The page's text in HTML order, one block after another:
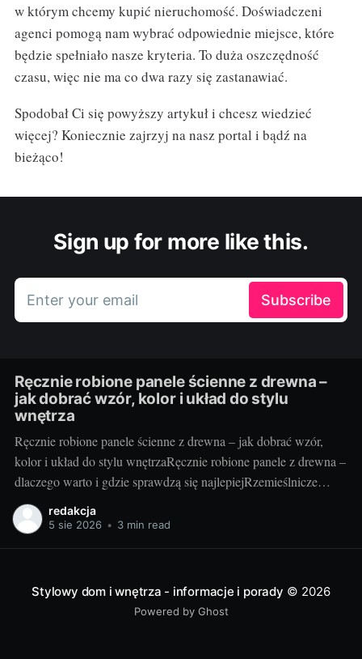
w którym chcemy kupić nieruchomość. Doświadczeni
agenci pomogą nam wybrać odpowiednie miejsce, które
będzie spełniało nasze kryteria. To duża oszczędność
czasu, więc nie ma co dwa razy się zastanawiać.
Spodobał Ci się powyższy artykuł i chcesz wiedzieć
więcej? Koniecznie zajrzyj na nasz portal i bądź na
bieżąco!
Sign up for more like this.
Enter your email Subscribe
Ręcznie robione panele ścienne z drewna –
jak dobrać wzór, kolor i układ do stylu
wnętrza
Ręcznie robione panele ścienne z drewna – jak dobrać wzór,
kolor i układ do stylu wnętrzaRęcznie robione panele z drewna –
dlaczego warto i gdzie sprawdzą się najlepiejRzemieślnicze
panele ścienne to coś więcej niż okładzina – to faktura, ciepło i
unikatowy rysunek słojów, którego nie da się skopiować.
redakcja
5 sie 2026 • 3 min read
Stylowy dom i wnętrza - informacje i porady © 2026
Powered by Ghost